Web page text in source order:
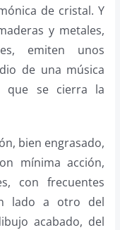
de cristal. Y
y metales,
emiten unos
de una música
que se cierra la
bien engrasado,
mínima acción,
con frecuentes
lado a otro del
acabado, del